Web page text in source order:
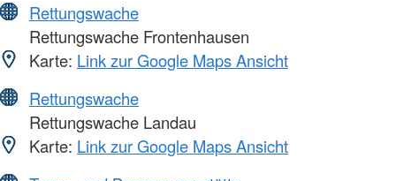
Rettungswache
Rettungswache Frontenhausen
Karte: Link zur Google Maps Ansicht
Rettungswache
Rettungswache Landau
Karte: Link zur Google Maps Ansicht